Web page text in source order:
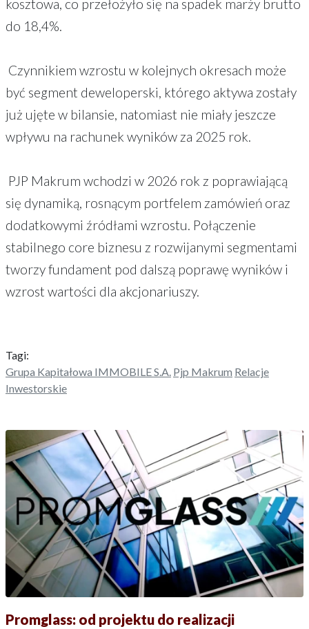
kosztowa, co przełożyło się na spadek marży brutto
do 18,4%.
Czynnikiem wzrostu w kolejnych okresach może
być segment deweloperski, którego aktywa zostały
już ujęte w bilansie, natomiast nie miały jeszcze
wpływu na rachunek wyników za 2025 rok.
PJP Makrum wchodzi w 2026 rok z poprawiającą
się dynamiką, rosnącym portfelem zamówień oraz
dodatkowymi źródłami wzrostu. Połączenie
stabilnego core biznesu z rozwijanymi segmentami
tworzy fundament pod dalszą poprawę wyników i
wzrost wartości dla akcjonariuszy.
Tagi:
Grupa Kapitałowa IMMOBILE S.A. Pjp Makrum Relacje
Inwestorskie
Promglass: od projektu do realizacji